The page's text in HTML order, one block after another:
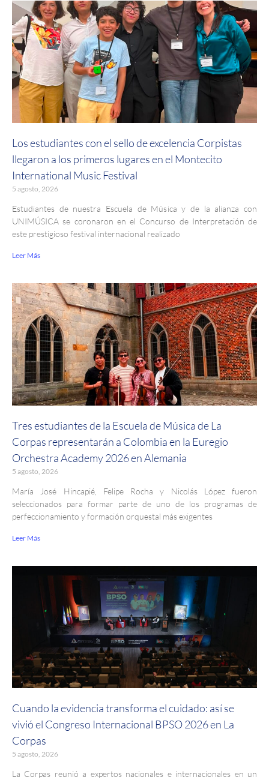
Los estudiantes con el sello de excelencia Corpistas
llegaron a los primeros lugares en el Montecito
International Music Festival
5 agosto, 2026
Estudiantes de nuestra Escuela de Música y de la alianza con
UNIMÚSICA se coronaron en el Concurso de Interpretación de
este prestigioso festival internacional realizado
Leer Más
Tres estudiantes de la Escuela de Música de La
Corpas representarán a Colombia en la Euregio
Orchestra Academy 2026 en Alemania
5 agosto, 2026
María José Hincapié, Felipe Rocha y Nicolás López fueron
seleccionados para formar parte de uno de los programas de
perfeccionamiento y formación orquestal más exigentes
Leer Más
Cuando la evidencia transforma el cuidado: así se
vivió el Congreso Internacional BPSO 2026 en La
Corpas
5 agosto, 2026
La Corpas reunió a expertos nacionales e internacionales en un